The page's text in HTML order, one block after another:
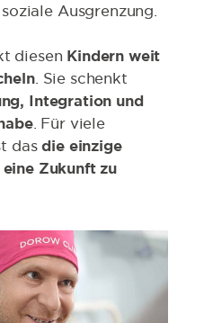
Ausgrenzung.
diesen Kindern weit
. Sie schenkt
Integration und
. Für viele
dasdie einzige
Zukunft zu